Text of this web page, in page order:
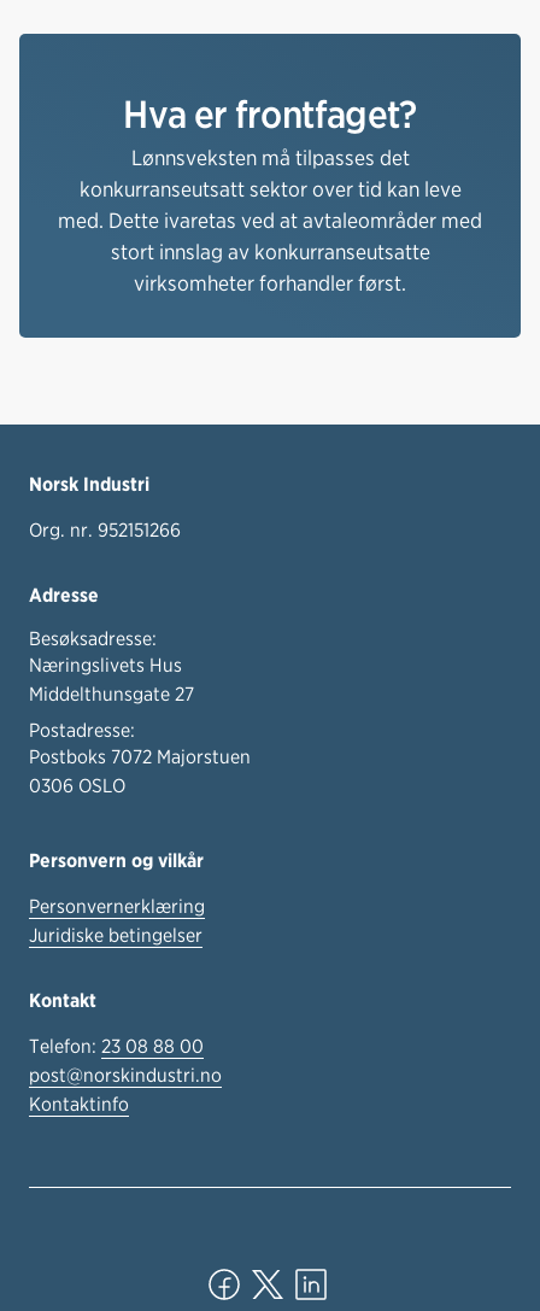
Hva er frontfaget?
Lønnsveksten må tilpasses det
konkurranseutsatt sektor over tid kan leve
med. Dette ivaretas ved at avtaleområder med
stort innslag av konkurranseutsatte
virksomheter forhandler først.
Norsk Industri
Org. nr. 952151266
Adresse
Besøksadresse:
Næringslivets Hus
Middelthunsgate 27
Postadresse:
Postboks 7072 Majorstuen
0306 OSLO
Personvern og vilkår
Personvernerklæring
Juridiske betingelser
Kontakt
Telefon: 23 08 88 00
post@norskindustri.no
Kontaktinfo